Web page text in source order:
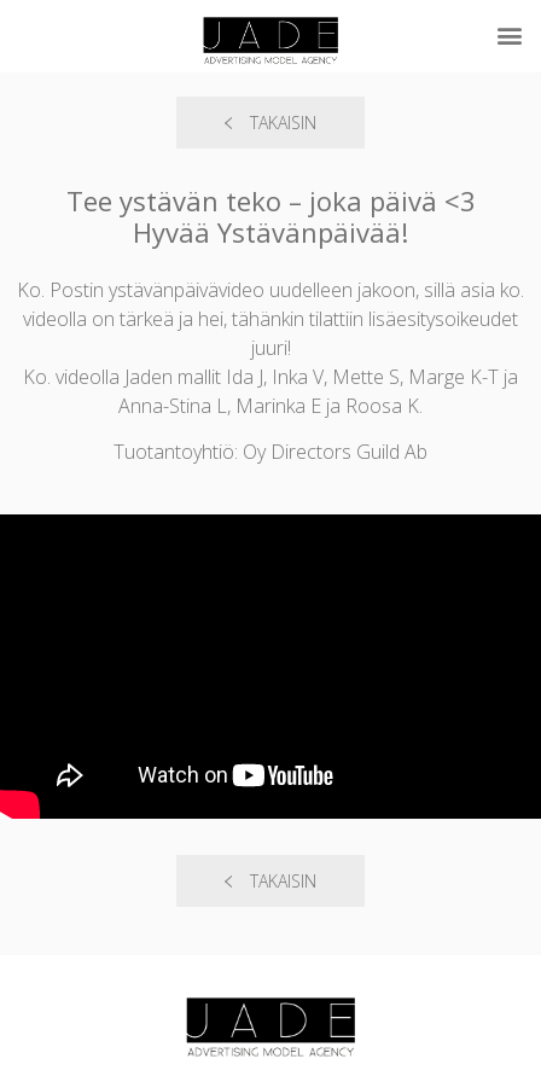
TAKAISIN
Tee ystävän teko – joka päivä <3
Hyvää Ystävänpäivää!
Ko. Postin ystävänpäivävideo uudelleen jakoon, sillä asia ko.
videolla on tärkeä ja hei, tähänkin tilattiin lisäesitysoikeudet
juuri!
Ko. videolla Jaden mallit Ida J, Inka V, Mette S, Marge K-T ja
Anna-Stina L, Marinka E ja Roosa K.
Tuotantoyhtiö: Oy Directors Guild Ab
TAKAISIN